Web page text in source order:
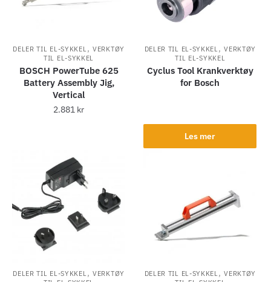
DELER TIL EL-SYKKEL,VERKTØY
TIL EL-SYKKEL
BOSCH PowerTube 625
Battery Assembly Jig,
Vertical
2.881 kr
DELER TIL EL-SYKKEL,VERKTØY
TIL EL-SYKKEL
Cyclus Tool Krankverktøy
for Bosch
Les mer
DELER TIL EL-SYKKEL,VERKTØY
DELER TIL EL-SYKKEL,VERKTØY